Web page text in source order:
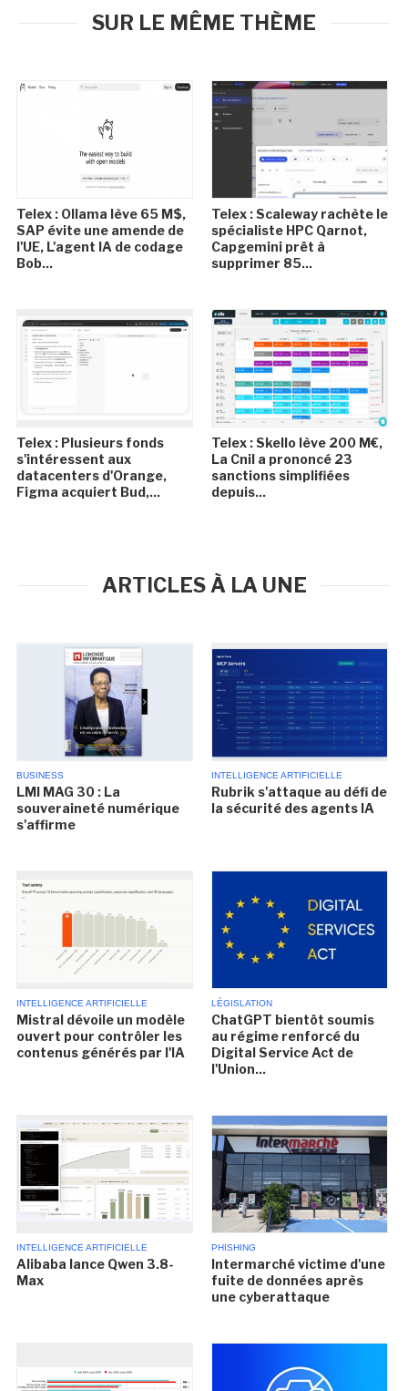
SUR LE MÊME THÈME
Telex : Ollama lève 65 M$,
SAP évite une amende de
l'UE, L'agent IA de codage
Bob...
Telex : Scaleway rachète le
spécialiste HPC Qarnot,
Capgemini prêt à
supprimer 85...
Telex : Plusieurs fonds
s'intéressent aux
datacenters d'Orange,
Figma acquiert Bud,...
Telex : Skello lève 200 M€,
La Cnil a prononcé 23
sanctions simplifiées
depuis...
ARTICLES À LA UNE
BUSINESS
LMI MAG 30 : La
souveraineté numérique
s'affirme
INTELLIGENCE ARTIFICIELLE
Rubrik s'attaque au défi de
la sécurité des agents IA
INTELLIGENCE ARTIFICIELLE
Mistral dévoile un modèle
ouvert pour contrôler les
contenus générés par l'IA
LÉGISLATION
ChatGPT bientôt soumis
au régime renforcé du
Digital Service Act de
l'Union...
INTELLIGENCE ARTIFICIELLE
Alibaba lance Qwen 3.8-
Max
PHISHING
Intermarché victime d'une
fuite de données après
une cyberattaque